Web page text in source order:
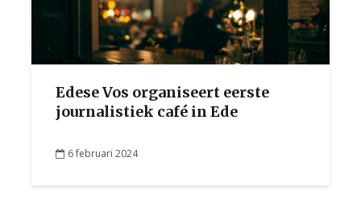
Edese Vos organiseert eerste
journalistiek café in Ede
6 februari 2024